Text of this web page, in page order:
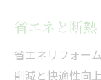
省エネと断
省エネリフォー
削減と快適性向